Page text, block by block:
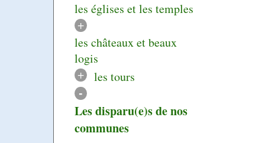
les églises et les temples
+
les châteaux et beaux
logis
+
les tours
-
Les disparu(e)s de nos
communes